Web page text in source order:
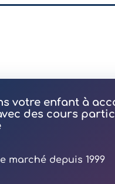
votre enfant à
des cours
marché depuis 1999